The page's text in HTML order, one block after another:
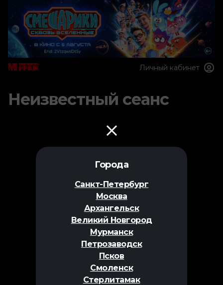
Города
Санкт-Петербург
Москва
Архангельск
Великий Новгород
Мурманск
Петрозаводск
Псков
Смоленск
Стерлитамак
Личный кабинет
Неизвестный сеанс